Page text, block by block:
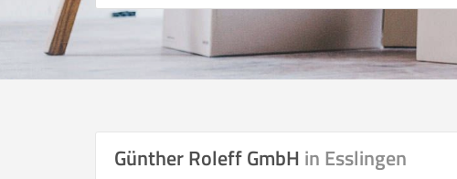
Günther Roleff GmbH in Esslingen